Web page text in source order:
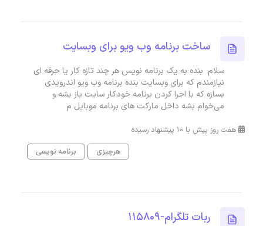
ساخت برنامه وب ویو برای وبسایت
سلام بنده به یک برنامه نویس هر چند تازه کار یا حرفه ای
نیازمندم که برای وبسایت بنده برنامه وب ویو اندرویدی
بسازه که با اجرا کردن برنامه خودکار سایت باز بشه و
می‌خوام بشه داخل مارکت های برنامه موبایل م
هفت روز پیش با 10 پیشنهاد رسیده
هرچیزی
برنامه نویسی
ربات تلگرام-115809